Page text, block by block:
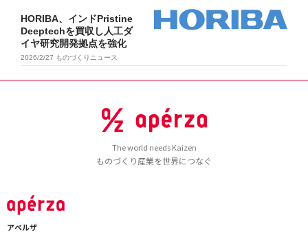
HORIBA、インドPristine
Deeptechを買収し人工ダ
イヤ研究開発拠点を強化
2026/2/27 ものづくりニュース
The world needs Kaizen
ものづくり産業を世界につなぐ
アペルザ